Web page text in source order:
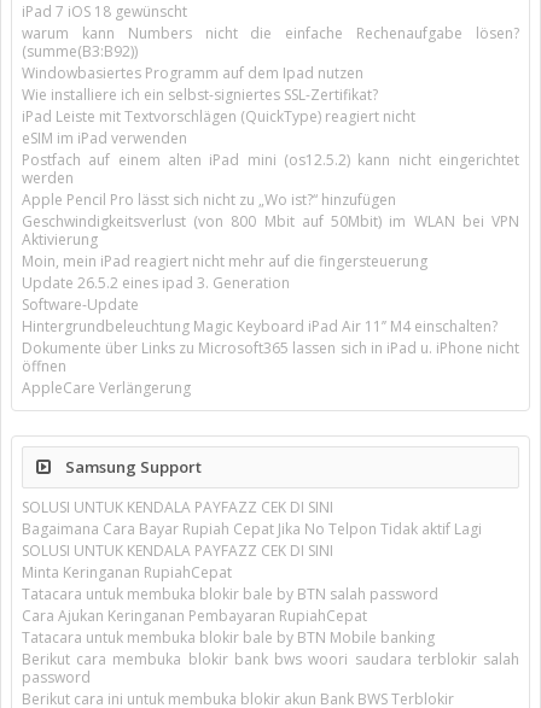
iPad 7 iOS 18 gewünscht
warum kann Numbers nicht die einfache Rechenaufgabe lösen?
(summe(B3:B92))
Windowbasiertes Programm auf dem Ipad nutzen
Wie installiere ich ein selbst-signiertes SSL-Zertifikat?
iPad Leiste mit Textvorschlägen (QuickType) reagiert nicht
eSIM im iPad verwenden
Postfach auf einem alten iPad mini (os12.5.2) kann nicht eingerichtet
werden
Apple Pencil Pro lässt sich nicht zu „Wo ist?“ hinzufügen
Geschwindigkeitsverlust (von 800 Mbit auf 50Mbit) im WLAN bei VPN
Aktivierung
Moin, mein iPad reagiert nicht mehr auf die fingersteuerung
Update 26.5.2 eines ipad 3. Generation
Software-Update
Hintergrundbeleuchtung Magic Keyboard iPad Air 11’’ M4 einschalten?
Dokumente über Links zu Microsoft365 lassen sich in iPad u. iPhone nicht
öffnen
AppleCare Verlängerung
Samsung Support
SOLUSI UNTUK KENDALA PAYFAZZ CEK DI SINI
Bagaimana Cara Bayar Rupiah Cepat Jika No Telpon Tidak aktif Lagi
SOLUSI UNTUK KENDALA PAYFAZZ CEK DI SINI
Minta Keringanan RupiahCepat
Tatacara untuk membuka blokir bale by BTN salah password
Cara Ajukan Keringanan Pembayaran RupiahCepat
Tatacara untuk membuka blokir bale by BTN Mobile banking
Berikut cara membuka blokir bank bws woori saudara terblokir salah
password
Berikut cara ini untuk membuka blokir akun Bank BWS Terblokir